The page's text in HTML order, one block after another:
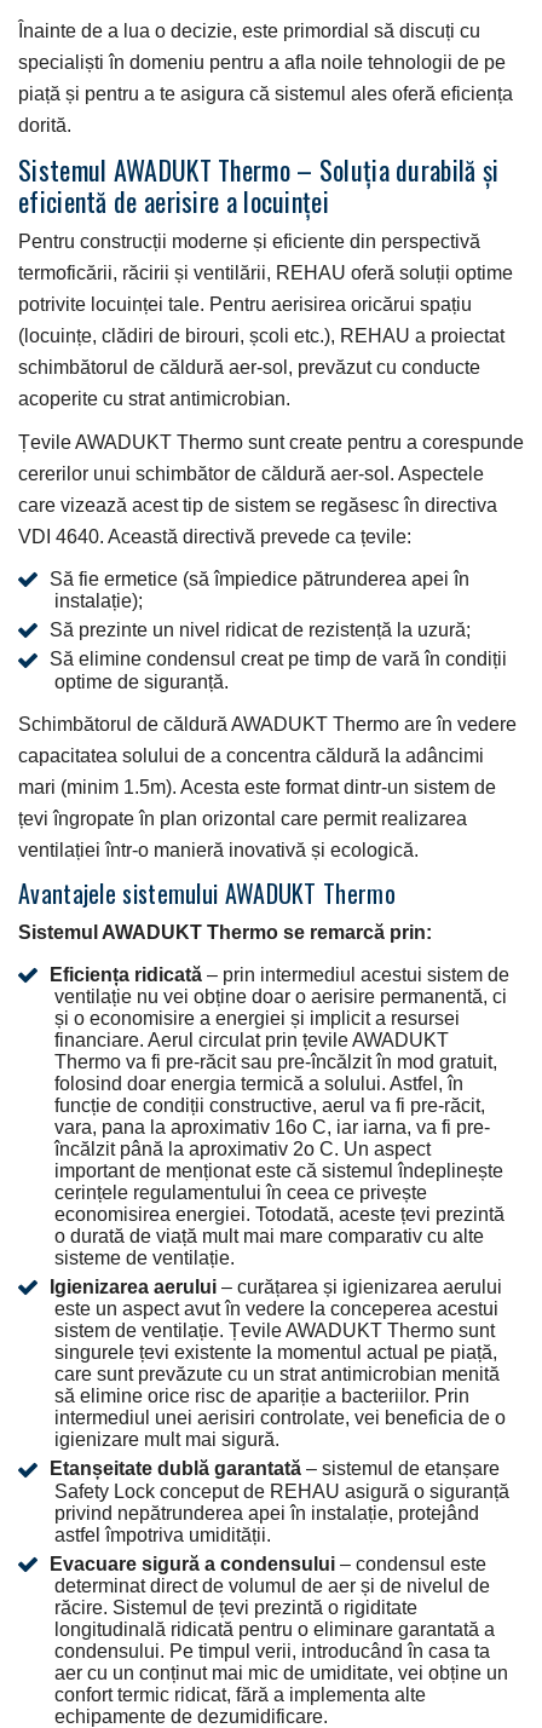
Înainte de a lua o decizie, este primordial să discuți cu
specialiști în domeniu pentru a afla noile tehnologii de pe
piață și pentru a te asigura că sistemul ales oferă eficiența
dorită.
Sistemul AWADUKT Thermo – Soluția durabilă și
eficientă de aerisire a locuinței
Pentru construcții moderne și eficiente din perspectivă
termoficării, răcirii și ventilării, REHAU oferă soluții optime
potrivite locuinței tale. Pentru aerisirea oricărui spațiu
(locuințe, clădiri de birouri, școli etc.), REHAU a proiectat
schimbătorul de căldură aer-sol, prevăzut cu conducte
acoperite cu strat antimicrobian.
Țevile AWADUKT Thermo sunt create pentru a corespunde
cererilor unui schimbător de căldură aer-sol. Aspectele
care vizează acest tip de sistem se regăsesc în directiva
VDI 4640. Această directivă prevede ca țevile:
Să fie ermetice (să împiedice pătrunderea apei în
instalație);
Să prezinte un nivel ridicat de rezistență la uzură;
Să elimine condensul creat pe timp de vară în condiții
optime de siguranță.
Schimbătorul de căldură AWADUKT Thermo are în vedere
capacitatea solului de a concentra căldură la adâncimi
mari (minim 1.5m). Acesta este format dintr-un sistem de
țevi îngropate în plan orizontal care permit realizarea
ventilației într-o manieră inovativă și ecologică.
Avantajele sistemului AWADUKT Thermo
Sistemul AWADUKT Thermo se remarcă prin:
Eficiența ridicată – prin intermediul acestui sistem de
ventilație nu vei obține doar o aerisire permanentă, ci
și o economisire a energiei și implicit a resursei
financiare. Aerul circulat prin țevile AWADUKT
Thermo va fi pre-răcit sau pre-încălzit în mod gratuit,
folosind doar energia termică a solului. Astfel, în
funcție de condiții constructive, aerul va fi pre-răcit,
vara, pana la aproximativ 16o C, iar iarna, va fi pre-
încălzit până la aproximativ 2o C. Un aspect
important de menționat este că sistemul îndeplinește
cerințele regulamentului în ceea ce privește
economisirea energiei. Totodată, aceste țevi prezintă
o durată de viață mult mai mare comparativ cu alte
sisteme de ventilație.
Igienizarea aerului – curățarea și igienizarea aerului
este un aspect avut în vedere la conceperea acestui
sistem de ventilație. Țevile AWADUKT Thermo sunt
singurele țevi existente la momentul actual pe piață,
care sunt prevăzute cu un strat antimicrobian menită
să elimine orice risc de apariție a bacteriilor. Prin
intermediul unei aerisiri controlate, vei beneficia de o
igienizare mult mai sigură.
Etanșeitate dublă garantată – sistemul de etanșare
Safety Lock conceput de REHAU asigură o siguranță
privind nepătrunderea apei în instalație, protejând
astfel împotriva umidității.
Evacuare sigură a condensului – condensul este
determinat direct de volumul de aer și de nivelul de
răcire. Sistemul de țevi prezintă o rigiditate
longitudinală ridicată pentru o eliminare garantată a
condensului. Pe timpul verii, introducând în casa ta
aer cu un conținut mai mic de umiditate, vei obține un
confort termic ridicat, fără a implementa alte
echipamente de dezumidificare.